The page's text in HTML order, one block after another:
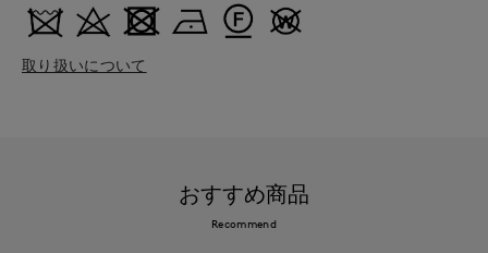
取り扱いについて
おすすめ商品
Recommend